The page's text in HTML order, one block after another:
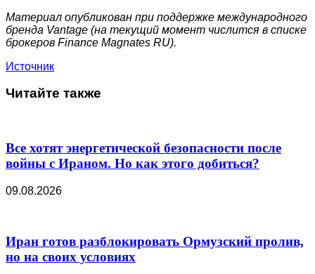
Материал опубликован при поддержке международного
бренда Vantage (на текущий момент числится в списке
брокеров Finance Magnates RU).
Источник
Читайте также
Все хотят энергетической безопасности после
войны с Ираном. Но как этого добиться?
09.08.2026
Иран готов разблокировать Ормузский пролив,
но на своих условиях